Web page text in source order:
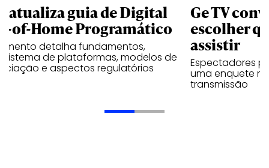
atualiza guia de Digital
of-Home Programático
detalha fundamentos,
de plataformas, modelos de
e aspectos regulatórios
Ge TV
escolher
assistir
Espectadores
uma enquete
transmissão